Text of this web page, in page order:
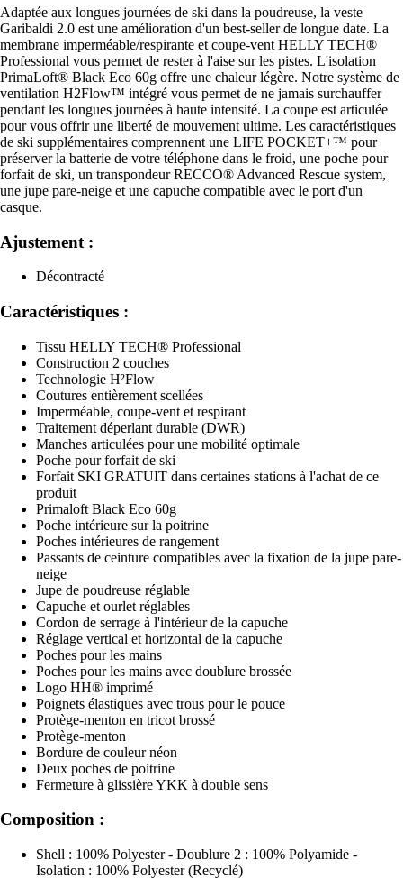
Adaptée aux longues journées de ski dans la poudreuse, la veste
Garibaldi 2.0 est une amélioration d'un best-seller de longue date. La
membrane imperméable/respirante et coupe-vent HELLY TECH®
Professional vous permet de rester à l'aise sur les pistes. L'isolation
PrimaLoft® Black Eco 60g offre une chaleur légère. Notre système de
ventilation H2Flow™ intégré vous permet de ne jamais surchauffer
pendant les longues journées à haute intensité. La coupe est articulée
pour vous offrir une liberté de mouvement ultime. Les caractéristiques
de ski supplémentaires comprennent une LIFE POCKET+™ pour
préserver la batterie de votre téléphone dans le froid, une poche pour
forfait de ski, un transpondeur RECCO® Advanced Rescue system,
une jupe pare-neige et une capuche compatible avec le port d'un
casque.
Ajustement :
Décontracté
Caractéristiques :
Tissu HELLY TECH® Professional
Construction 2 couches
Technologie H²Flow
Coutures entièrement scellées
Imperméable, coupe-vent et respirant
Traitement déperlant durable (DWR)
Manches articulées pour une mobilité optimale
Poche pour forfait de ski
Forfait SKI GRATUIT dans certaines stations à l'achat de ce
produit
Primaloft Black Eco 60g
Poche intérieure sur la poitrine
Poches intérieures de rangement
Passants de ceinture compatibles avec la fixation de la jupe pare-
neige
Jupe de poudreuse réglable
Capuche et ourlet réglables
Cordon de serrage à l'intérieur de la capuche
Réglage vertical et horizontal de la capuche
Poches pour les mains
Poches pour les mains avec doublure brossée
Logo HH® imprimé
Poignets élastiques avec trous pour le pouce
Protège-menton en tricot brossé
Protège-menton
Bordure de couleur néon
Deux poches de poitrine
Fermeture à glissière YKK à double sens
Composition :
Shell : 100% Polyester - Doublure 2 : 100% Polyamide -
Isolation : 100% Polyester (Recyclé)